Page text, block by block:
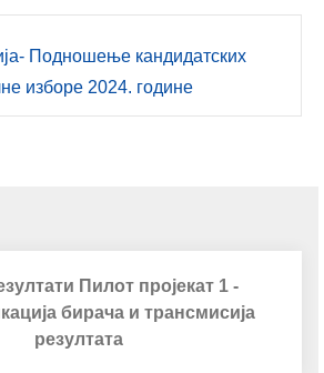
Подношење кандидатских
изборе 2024. године
Пилот пројекат 1 -
бирача и трансмисија
резултата